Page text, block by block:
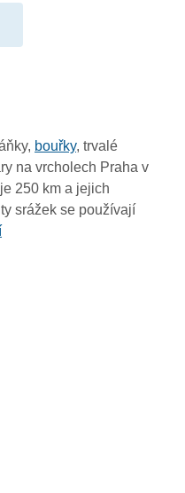
06:00
05:50
05:40
05:30
bouřky, trvalé
na vrcholech Praha v
250 km a jejich
srážek se používají